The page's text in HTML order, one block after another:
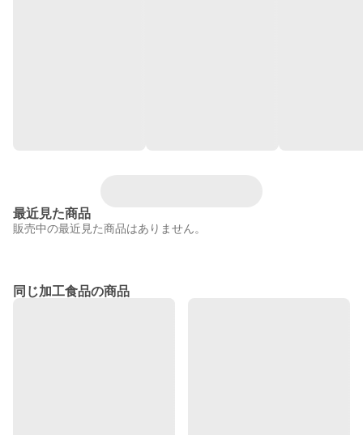
最近見た商品
販売中の最近見た商品はありません。
同じ加工食品の商品